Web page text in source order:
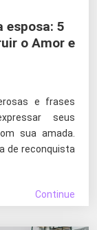
esposa: 5
o Amor e
e frases
seus
sua amada.
de reconquista
Continue